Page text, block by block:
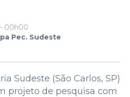
00h00
Pec. Sudeste
Sudeste (São Carlos, SP)
projeto de pesquisa com